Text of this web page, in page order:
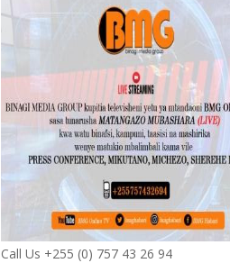
Call Us +255 (0) 757 43 26 94